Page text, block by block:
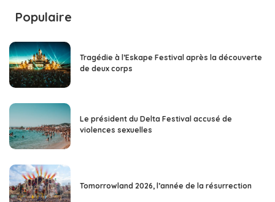
Populaire
Tragédie à l’Eskape Festival après la découverte
de deux corps
Le président du Delta Festival accusé de
violences sexuelles
Tomorrowland 2026, l’année de la résurrection